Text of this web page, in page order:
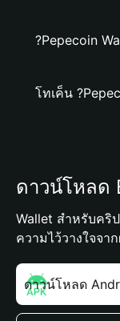
?Pepecoin
โทเค็น
ดาวน์โหลด
Wallet สำหรับคริ
ความไว้วางใจจ
ดาวน์โหลด